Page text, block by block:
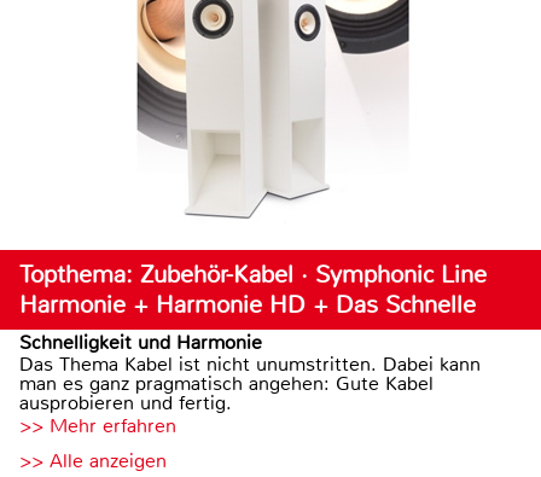
Topthema: Zubehör-Kabel · Symphonic Line
Harmonie + Harmonie HD + Das Schnelle
Schnelligkeit und Harmonie
Das Thema Kabel ist nicht unumstritten. Dabei kann
man es ganz pragmatisch angehen: Gute Kabel
ausprobieren und fertig.
>> Mehr erfahren
>> Alle anzeigen